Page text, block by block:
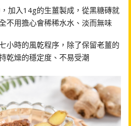
加入14g的生薑製成，從黑糖磚就
不用擔心會稀稀水水、淡而無味
小時的風乾程序，除了保留老薑的
乾燥的穩定度、不易受潮